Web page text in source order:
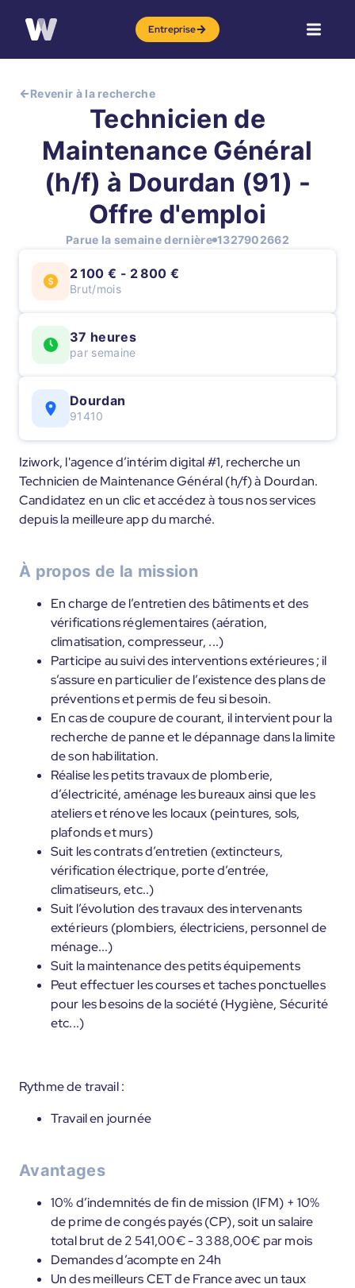
Entreprise
Revenir à la recherche
Technicien de
Maintenance Général
(h/f) à Dourdan (91) -
Offre d'emploi
Parue la semaine dernière 1327902662
2 100 € - 2 800 €
Brut/mois
37 heures
par semaine
Dourdan
91410
Iziwork, l'agence d’intérim digital #1, recherche un
Technicien de Maintenance Général (h/f) à Dourdan.
Candidatez en un clic et accédez à tous nos services
depuis la meilleure app du marché.
À propos de la mission
En charge de l’entretien des bâtiments et des
vérifications réglementaires (aération,
climatisation, compresseur, ...)
Participe au suivi des interventions extérieures ; il
s’assure en particulier de l’existence des plans de
préventions et permis de feu si besoin.
En cas de coupure de courant, il intervient pour la
recherche de panne et le dépannage dans la limite
de son habilitation.
Réalise les petits travaux de plomberie,
d’électricité, aménage les bureaux ainsi que les
ateliers et rénove les locaux (peintures, sols,
plafonds et murs)
Suit les contrats d’entretien (extincteurs,
vérification électrique, porte d’entrée,
climatiseurs, etc..)
Suit l’évolution des travaux des intervenants
extérieurs (plombiers, électriciens, personnel de
ménage...)
Suit la maintenance des petits équipements
Peut effectuer les courses et taches ponctuelles
pour les besoins de la société (Hygiène, Sécurité
etc...)
Rythme de travail :
Travail en journée
Avantages
10% d’indemnités de fin de mission (IFM) + 10%
de prime de congés payés (CP), soit un salaire
total brut de 2 541,00€ - 3 388,00€ par mois
Demandes d’acompte en 24h
Un des meilleurs CET de France avec un taux